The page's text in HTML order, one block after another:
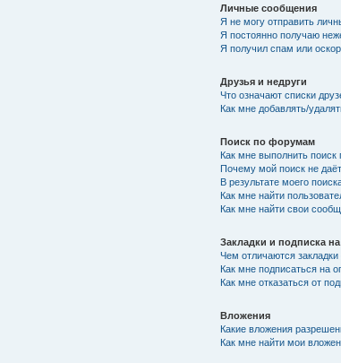
Личные сообщения
Я не могу отправить
Я постоянно получаю
Я получил спам или
Друзья и недруги
Что означают списки
Как мне добавлять/
Поиск по форумам
Как мне выполнить
Почему мой поиск не
В результате моего
Как мне найти
Как мне найти свои
Закладки и подписка
Чем отличаются закладки
Как мне подписаться на
Как мне отказаться от
Вложения
Какие вложения
Как мне найти мои